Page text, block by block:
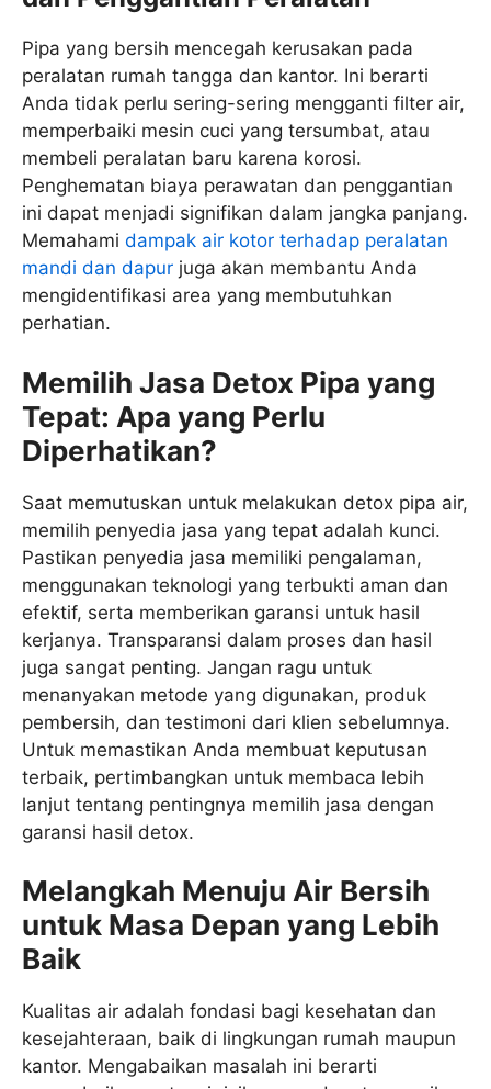
Pipa yang bersih mencegah kerusakan pada
peralatan rumah tangga dan kantor. Ini berarti
Anda tidak perlu sering-sering mengganti filter air,
memperbaiki mesin cuci yang tersumbat, atau
membeli peralatan baru karena korosi.
Penghematan biaya perawatan dan penggantian
ini dapat menjadi signifikan dalam jangka panjang.
Memahami dampak air kotor terhadap peralatan
mandi dan dapur juga akan membantu Anda
mengidentifikasi area yang membutuhkan
perhatian.
Memilih Jasa Detox Pipa yang
Tepat: Apa yang Perlu
Diperhatikan?
Saat memutuskan untuk melakukan detox pipa air,
memilih penyedia jasa yang tepat adalah kunci.
Pastikan penyedia jasa memiliki pengalaman,
menggunakan teknologi yang terbukti aman dan
efektif, serta memberikan garansi untuk hasil
kerjanya. Transparansi dalam proses dan hasil
juga sangat penting. Jangan ragu untuk
menanyakan metode yang digunakan, produk
pembersih, dan testimoni dari klien sebelumnya.
Untuk memastikan Anda membuat keputusan
terbaik, pertimbangkan untuk membaca lebih
lanjut tentang pentingnya memilih jasa dengan
garansi hasil detox.
Melangkah Menuju Air Bersih
untuk Masa Depan yang Lebih
Baik
Kualitas air adalah fondasi bagi kesehatan dan
kesejahteraan, baik di lingkungan rumah maupun
kantor. Mengabaikan masalah ini berarti